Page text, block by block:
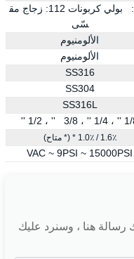
111: بولي كربونات 112: زجاج مق
سّى
الألومنيوم
الألومنيوم
SS316
SS304
SS316L
، 3/8 '' ، 1/2 ''
1.6٪ / 1.0٪ * (* متاح)
VAC ~ 9PSI ~ 15000PSI
رسالة هنا ، وسنرد عليك